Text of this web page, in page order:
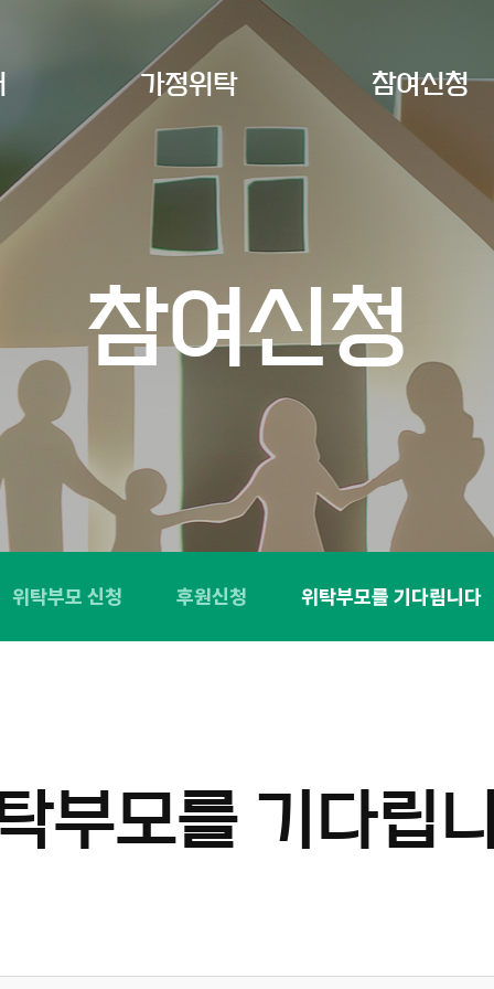
가정위탁 참여신청
참여신청
위탁부모 신청 후원신청 위탁부모를 기다립니다
부모를 기다립